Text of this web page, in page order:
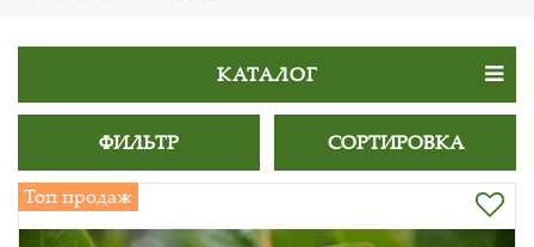
КАТАЛОГ
ФИЛЬТР СОРТИРОВКА
Топ продаж